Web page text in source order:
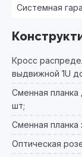
Системная
Кросс
выдвижной 1U
Сменная планка
шт;
Сменная планка
Оптическая